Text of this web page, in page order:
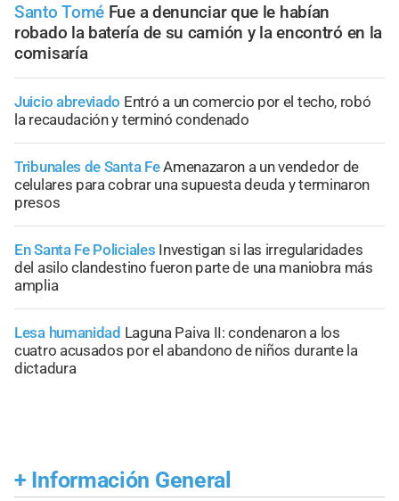
Santo Tomé Fue a denunciar que le habían
robado la batería de su camión y la encontró en la
comisaría
Juicio abreviado Entró a un comercio por el techo, robó
la recaudación y terminó condenado
Tribunales de Santa FeAmenazaron a un vendedor de
celulares para cobrar una supuesta deuda y terminaron
presos
En Santa Fe Policiales Investigan si las irregularidades
del asilo clandestino fueron parte de una maniobra más
amplia
Lesa humanidad Laguna Paiva II: condenaron a los
cuatro acusados por el abandono de niños durante la
dictadura
+ Información General